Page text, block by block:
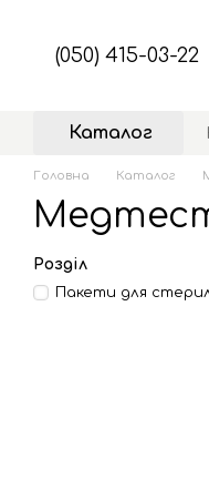
(050) 415-03-22
Каталог
Головна Каталог
Розділ
Пакети для